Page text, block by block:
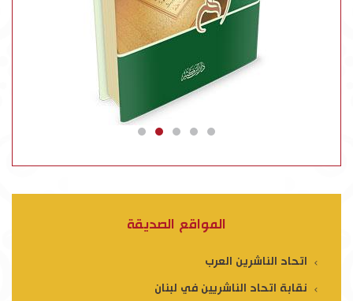
المواقع الصديقة
اتحاد الناشرين العرب
نقابة اتحاد الناشريين في لبنان